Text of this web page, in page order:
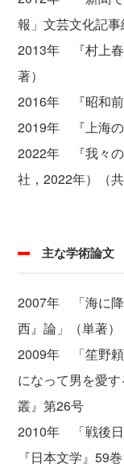
報」文芸文化記事
2013年 『村上
著）
2016年 『昭和前
2019年 『上海の
2022年 『我々の
社，2022年）（共
主な学術論文
2007年 「海に
西』論」（単著
2009年 「笙野
になって男を愛
叢』第26号
2010年 「戦後日
『日本文学』59